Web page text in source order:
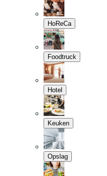
HoReCa
Foodtruck
Hotel
Keuken
Opslag